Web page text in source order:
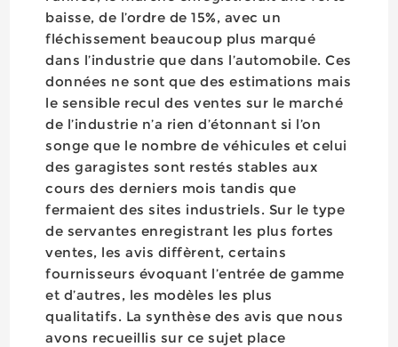
baisse, de l’ordre de 15%, avec un
fléchissement beaucoup plus marqué
dans l’industrie que dans l’automobile. Ces
données ne sont que des estimations mais
le sensible recul des ventes sur le marché
de l’industrie n’a rien d’étonnant si l’on
songe que le nombre de véhicules et celui
des garagistes sont restés stables aux
cours des derniers mois tandis que
fermaient des sites industriels. Sur le type
de servantes enregistrant les plus fortes
ventes, les avis diffèrent, certains
fournisseurs évoquant l’entrée de gamme
et d’autres, les modèles les plus
qualitatifs. La synthèse des avis que nous
avons recueillis sur ce sujet place